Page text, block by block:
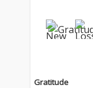
Gratitude